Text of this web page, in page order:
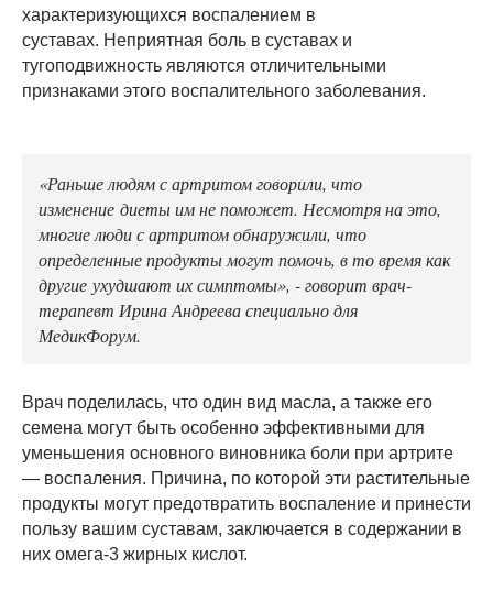
характеризующихся воспалением в
суставах. Неприятная боль в суставах и
тугоподвижность являются отличительными
признаками этого воспалительного заболевания.
«Раньше людям с артритом говорили, что
изменение диеты им не поможет. Несмотря на это,
многие люди с артритом обнаружили, что
определенные продукты могут помочь, в то время как
другие ухудшают их симптомы», - говорит врач-
терапевт Ирина Андреева специально для
МедикФорум.
Врач поделилась, что один вид масла, а также его
семена могут быть особенно эффективными для
уменьшения основного виновника боли при артрите
— воспаления. Причина, по которой эти растительные
продукты могут предотвратить воспаление и принести
пользу вашим суставам, заключается в содержании в
них омега-3 жирных кислот.